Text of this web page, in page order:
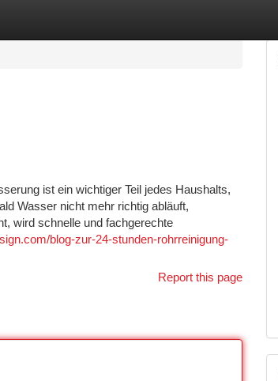
ist ein wichtiger Teil jedes Haushalts,
Wasser nicht mehr richtig abläuft,
wird schnelle und fachgerechte
blog-zur-24-stunden-rohrreinigung-
Report this page